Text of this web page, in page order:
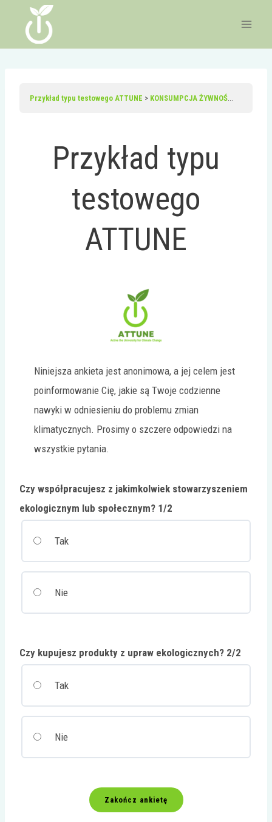
treści
Przykład typu testowego ATTUNE KONSUMPCJA ŻYWNOŚCI
Przykład typu
testowego
ATTUNE
Niniejsza ankieta jest anonimowa, a jej celem jest
poinformowanie Cię, jakie są Twoje codzienne
nawyki w odniesieniu do problemu zmian
klimatycznych. Prosimy o szczere odpowiedzi na
wszystkie pytania.
Czy współpracujesz z jakimkolwiek stowarzyszeniem
ekologicznym lub społecznym? 1/2
Tak
Nie
Czy kupujesz produkty z upraw ekologicznych? 2/2
Tak
Nie